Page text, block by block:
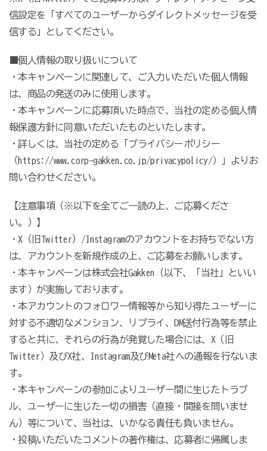
信設定を「すべてのユーザーからダイレクトメッセージを受
信する」としてください。
■個人情報の取り扱いについて
・本キャンペーンに関連して、ご入力いただいた個人情報
は、商品の発送のみに使用します。
・本キャンペーンに応募頂いた時点で、当社の定める個人情
報保護方針に同意いただいたものといたします。
・詳しくは、当社の定める「プライバシーポリシー
（https://www.corp-gakken.co.jp/privacypolicy/）」よりお
問い合わせください。
【注意事項（※以下を全てご一読の上、ご応募くださ
い。）】
・X（旧Twitter）/Instagramのアカウントをお持ちでない方
は、アカウントを新規作成の上、ご応募をお願いします。
・本キャンペーンは株式会社Gakken（以下、「当社」といい
ます）が実施しております。
・本アカウントのフォロワー情報等から知り得たユーザーに
対する不適切なメンション、リプライ、DM送付行為等を禁止
すると共に、それらの行為が発覚した場合には、X（旧
Twitter）及びX社、Instagram及びMeta社への通報を行ないま
す。
・本キャンペーンの参加によりユーザー間に生じたトラブ
ル、ユーザーに生じた一切の損害（直接・間接を問いませ
ん）等について、当社は、いかなる責任も負いません。
・投稿いただいたコメントの著作権は、応募者に帰属しま